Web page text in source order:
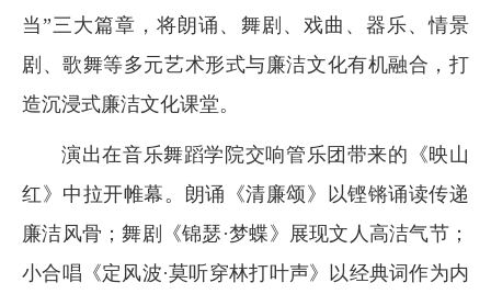
当”三大篇章，将朗诵、舞剧、戏曲、器乐、情景
剧、歌舞等多元艺术形式与廉洁文化有机融合，打
造沉浸式廉洁文化课堂。
演出在音乐舞蹈学院交响管乐团带来的《映山
红》中拉开帷幕。朗诵《清廉颂》以铿锵诵读传递
廉洁风骨；舞剧《锦瑟·梦蝶》展现文人高洁气节；
小合唱《定风波·莫听穿林打叶声》以经典词作为内